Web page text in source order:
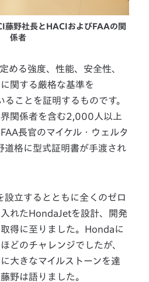
藤野社長とHACIおよびFAAの関
係者
める強度、性能、安全性、
関する厳格な基準を
ことを証明するものです。
関係者を含む2,000人以上
長官のマイケル・ウェルタ
道格に型式証明書が手渡され
立するとともに全くのゼロ
れたHondaJetを設計、開発
得に至りました。Hondaに
どのチャレンジでしたが、
大きなマイルストーンを達
野は語りました。